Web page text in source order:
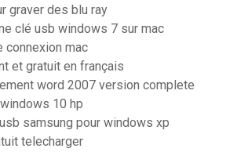
graver des blu ray
clé usb windows 7 sur mac
connexion mac
et gratuit en français
word 2007 version complete
10 hp
samsung pour windows xp
telecharger